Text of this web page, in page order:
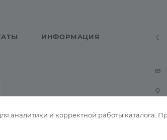
ИНФОРМАЦИЯ
аналитики и корректной работы каталога.